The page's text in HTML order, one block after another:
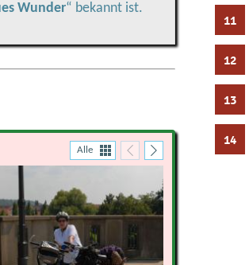
11
12
13
14
Wunder“ bekannt ist.
Alle